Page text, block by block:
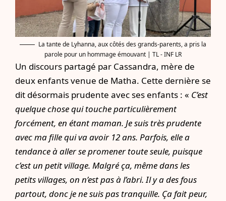
La tante de Lyhanna, aux côtés des grands-parents, a pris la
parole pour un hommage émouvant | TL - INF LR
Un discours partagé par Cassandra, mère de
deux enfants venue de Matha. Cette dernière se
dit désormais prudente avec ses enfants : « C’est
quelque chose qui touche particulièrement
forcément, en étant maman. Je suis très prudente
avec ma fille qui va avoir 12 ans. Parfois, elle a
tendance à aller se promener toute seule, puisque
c’est un petit village. Malgré ça, même dans les
petits villages, on n’est pas à l’abri. Il y a des fous
partout, donc je ne suis pas tranquille. Ça fait peur,